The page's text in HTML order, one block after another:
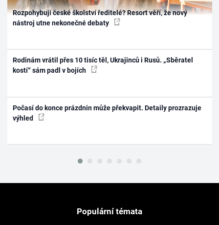
Rozpohybují české školství ředitelé? Resort věří, že nový
nástroj utne nekonečné debaty
Rodinám vrátil přes 10 tisíc těl, Ukrajinců i Rusů. „Sběratel
kostí“ sám padl v bojích
Počasí do konce prázdnin může překvapit. Detaily prozrazuje
výhled
Populární témata